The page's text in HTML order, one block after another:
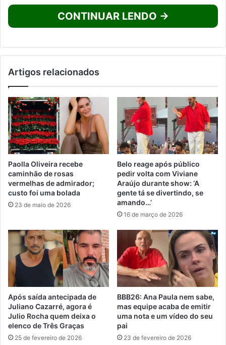
CONTINUAR LENDO →
Artigos relacionados
Paolla Oliveira recebe
caminhão de rosas
vermelhas de admirador;
custo foi uma bolada
23 de maio de 2026
Belo reage após público
pedir volta com Viviane
Araújo durante show: ‘A
gente tá se divertindo, se
amando…’
16 de março de 2026
Após saída antecipada de
Juliano Cazarré, agora é
Julio Rocha quem deixa o
elenco de Três Graças
25 de fevereiro de 2026
BBB26: Ana Paula nem sabe,
mas equipe acaba de emitir
uma nota e um vídeo do seu
pai
23 de fevereiro de 2026